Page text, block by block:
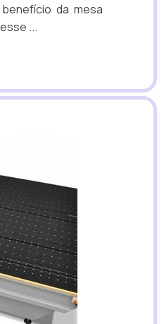
da mesa
...